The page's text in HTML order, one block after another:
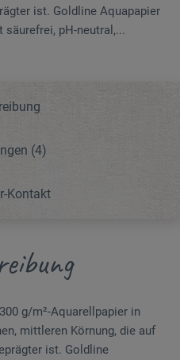
ist. Goldline Aquapapier
pH-neutral,...
(4)
Kontakt
g/m²-Aqua­rellpapier in
mittleren Körnung, die auf
ist. Goldline